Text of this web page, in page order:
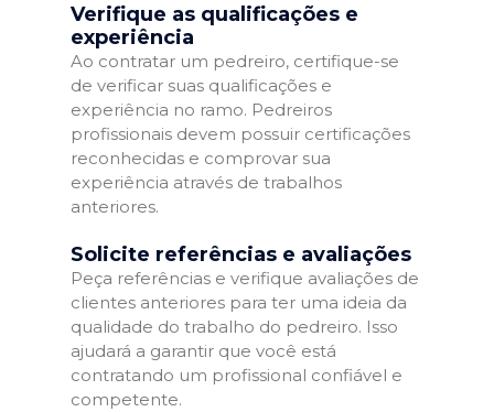
Verifique as qualificações e
experiência
Ao contratar um pedreiro, certifique-se
de verificar suas qualificações e
experiência no ramo. Pedreiros
profissionais devem possuir certificações
reconhecidas e comprovar sua
experiência através de trabalhos
anteriores.
Solicite referências e avaliações
Peça referências e verifique avaliações de
clientes anteriores para ter uma ideia da
qualidade do trabalho do pedreiro. Isso
ajudará a garantir que você está
contratando um profissional confiável e
competente.